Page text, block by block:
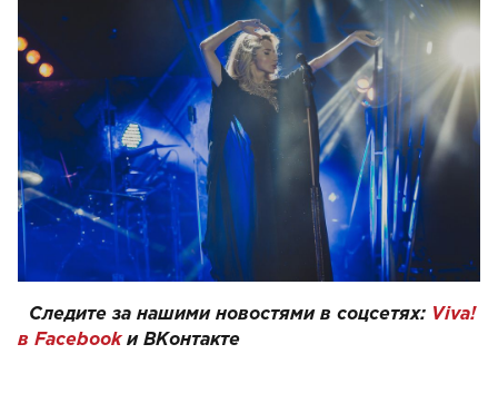
Следите за нашими новостями в соцсетях: Viva!
в Facebookи ВКонтакте